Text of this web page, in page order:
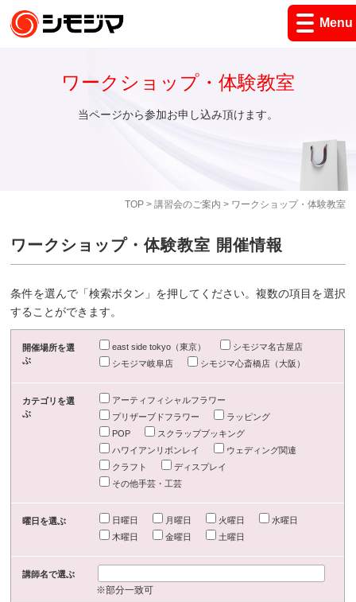
Menu
TOP> 講習会のご案内 > ワークショップ・体験教室
ワークショップ・体験教室
当ページから参加お申し込み頂けます。
ワークショップ・体験教室 開催情報
条件を選んで「検索ボタン」を押してください。複数の項目を選択
することができます。
開催場所を選
ぶ
east side tokyo（東京）
シモジマ名古屋店
シモジマ岐阜店
シモジマ心斎橋店（大阪）
カテゴリを選
ぶ
アーティフィシャルフラワー
プリザーブドフラワー
ラッピング
POP
スクラップブッキング
ハワイアンリボンレイ
ウェディング関連
クラフト
ディスプレイ
その他手芸・工芸
曜日を選ぶ 日曜日 月曜日 火曜日
水曜日
木曜日
金曜日 土曜日
講師名で選ぶ
※部分一致可